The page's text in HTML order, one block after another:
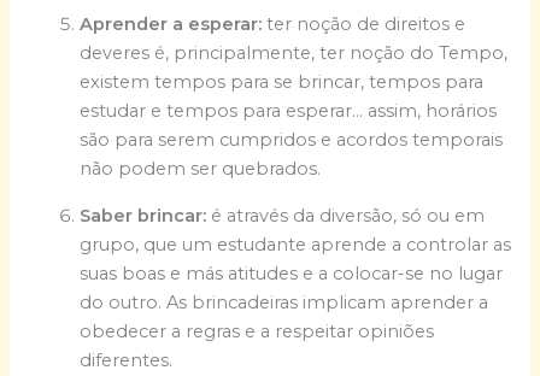
Aprender a esperar:ter noção de direitos e
deveres é, principalmente, ter noção do Tempo,
existem tempos para se brincar, tempos para
estudar e tempos para esperar… assim, horários
são para serem cumpridos e acordos temporais
não podem ser quebrados.
Saber brincar: é através da diversão, só ou em
grupo, que um estudante aprende a controlar as
suas boas e más atitudes e a colocar-se no lugar
do outro. As brincadeiras implicam aprender a
obedecer a regras e a respeitar opiniões
diferentes.